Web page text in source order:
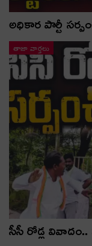
అధికార పార్టీ
తాజా వార్తలు
సీసీ రోడ్ల వివాదం..